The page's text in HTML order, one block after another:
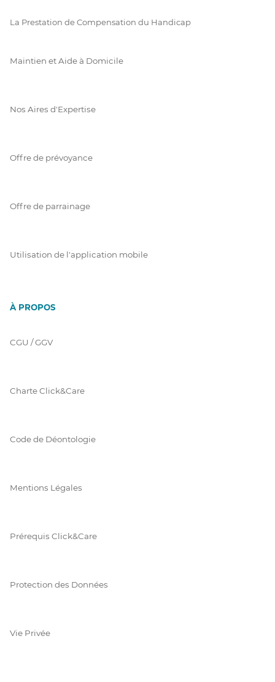
La Prestation de Compensation du Handicap
Maintien et Aide à Domicile
Nos Aires d'Expertise
Offre de prévoyance
Offre de parrainage
Utilisation de l'application mobile
À PROPOS
CGU / GGV
Charte Click&Care
Code de Déontologie
Mentions Légales
Prérequis Click&Care
Protection des Données
Vie Privée